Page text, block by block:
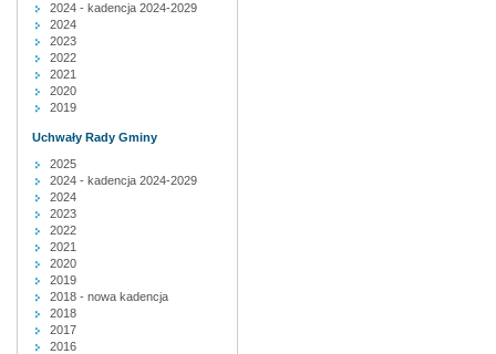
2024 - kadencja 2024-2029
2024
2023
2022
2021
2020
2019
Uchwały Rady Gminy
2025
2024 - kadencja 2024-2029
2024
2023
2022
2021
2020
2019
2018 - nowa kadencja
2018
2017
2016